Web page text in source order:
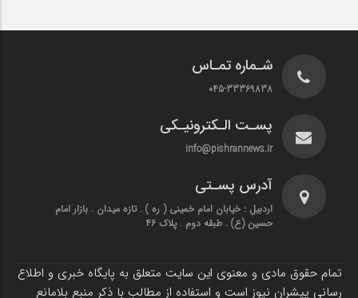
شـماره تمـاس
045-33369838
پسـت الـکترونیـکی
info@pishrannews.ir
آدرس پسـتی
اردبیل : خیابان امام خمینی ( ره ) . تازه میدان . بازار امام
حسین (ع) . طبقه دوم . پلاک 46
تمام حقوق مادی و معنوی این سایت متعلق به پایگاه خبری و اطلاع
رسانی پیشران نیوز است و استفاده از مطالب با ذکر منبع بلامانع